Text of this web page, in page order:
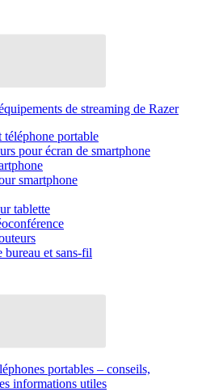
de streaming de Razer
téléphone portable
pour écran de smartphone
smartphone
tablette
bureau et sans-fil
portables – conseils,
informations utiles